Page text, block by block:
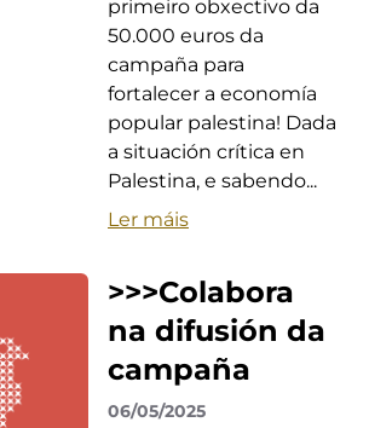
primeiro obxectivo da
50.000 euros da
campaña para
fortalecer a economía
popular palestina! Dada
a situación crítica en
Palestina, e sabendo...
Ler máis
>>>Colabora
na difusión da
campaña
06/05/2025